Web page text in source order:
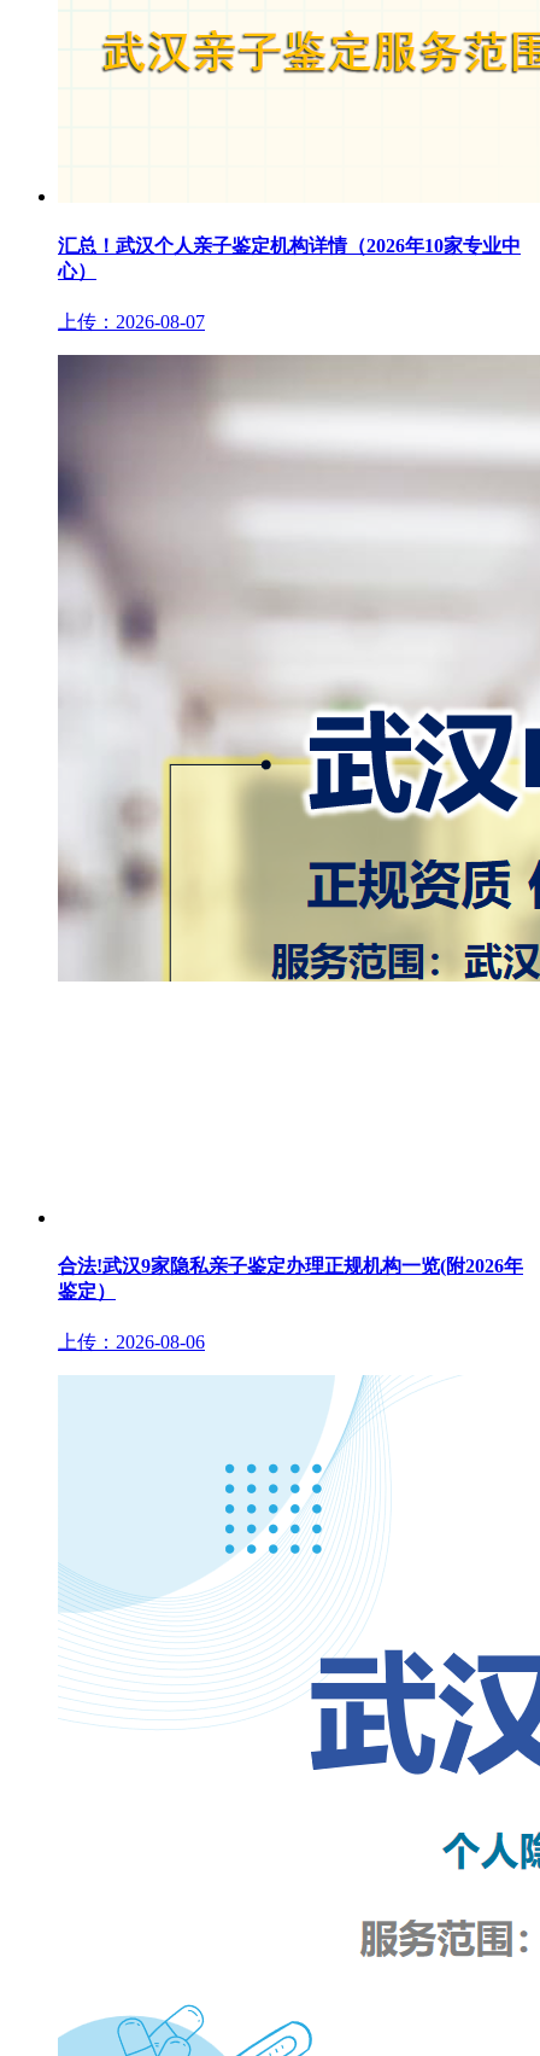
汇总！武汉个人亲子鉴定机构详情（2026年10家专业中
心）
上传：2026-08-07
合法!武汉9家隐私亲子鉴定办理正规机构一览(附2026年
鉴定）
上传：2026-08-06